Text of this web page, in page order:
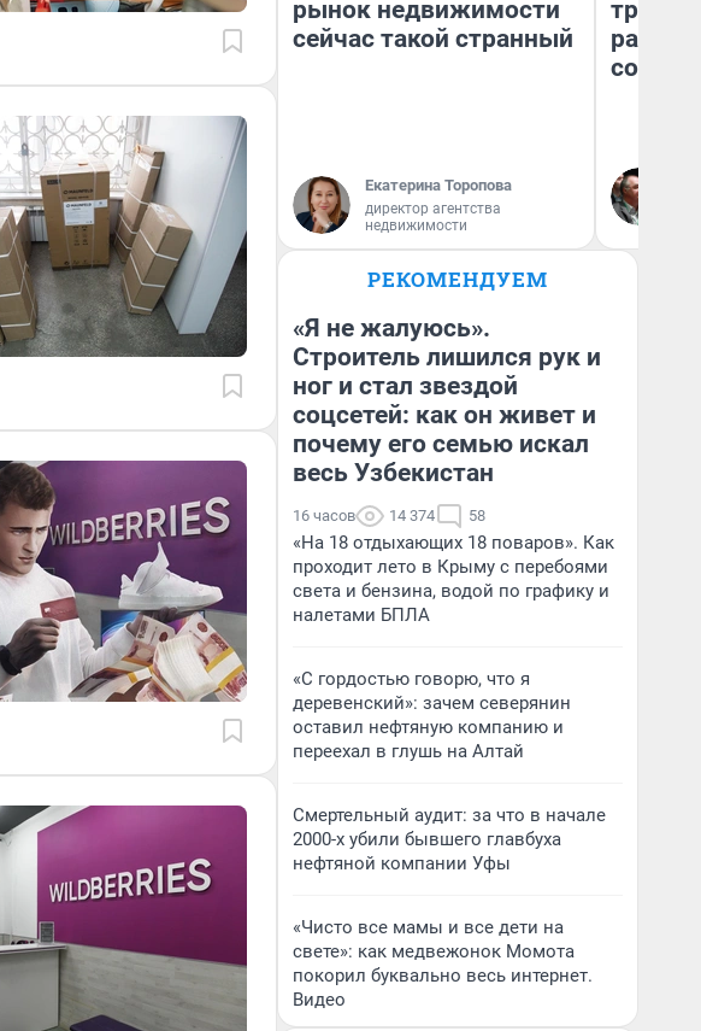
рынок недвижимости
сейчас такой странный
Екатерина Торопова
директор агентства
недвижимости
РЕКОМЕНДУЕМ
«Я не жалуюсь».
Строитель лишился рук и
ног и стал звездой
соцсетей: как он живет и
почему его семью искал
весь Узбекистан
16 часов 14 374 58
«На 18 отдыхающих 18 поваров». Как
проходит лето в Крыму с перебоями
света и бензина, водой по графику и
налетами БПЛА
«С гордостью говорю, что я
деревенский»: зачем северянин
оставил нефтяную компанию и
переехал в глушь на Алтай
Смертельный аудит: за что в начале
2000-х убили бывшего главбуха
нефтяной компании Уфы
«Чисто все мамы и все дети на
свете»: как медвежонок Момота
покорил буквально весь интернет.
Видео